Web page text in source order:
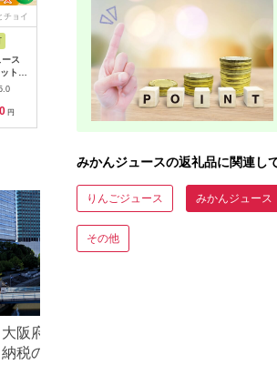
チョイ
ス
ス
ト
ュ
果汁
円
出典：ふるさとチョイ
鹿児島県 徳之島町
1404≪NEW 2026年
もぎたて！≫徳之島の
直島農園さんのたんか
んしぼり（720ml×3
本） ( フルーツ ジュ
ース 果汁 果物 柑橘
味しい )
5.0
18,000
出典：ふるさとチョイ
和歌山県 美浜町
田村みかん蜂久農園の
みかんがっつりしぼっ
たでぇ みかんジュー
ス(180ml×12本)
5.0
15,000
大阪府 寝屋川市のふるさと
納税のご紹介
みかんジュースの返礼品に関連し
りんごジュース みかんジュース
その他